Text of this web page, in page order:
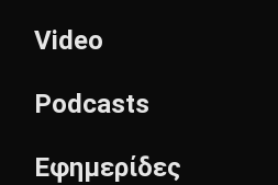
Video
Podcasts
Εφημερίδες